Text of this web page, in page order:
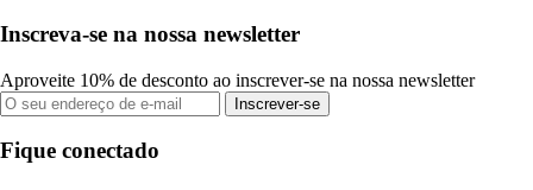
Inscreva-se na nossa newsletter
Aproveite 10% de desconto ao inscrever-se na nossa newsletter
Inscrever-se
Fique conectado